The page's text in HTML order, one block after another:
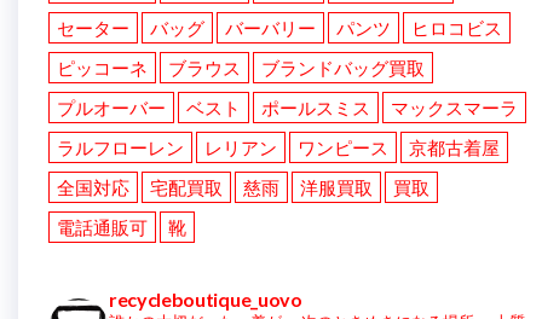
セーター
バッグ バーバリー パンツ
ヒロコビス
ピッコーネ
ブラウス
ブランドバッグ買取
プルオーバー
ベスト ポールスミス
マックスマーラ
ラルフローレン
レリアン ワンピース
京都古着屋
全国対応
宅配買取 慈雨 洋服買取
買取
電話通販可
靴
recycleboutique_uovo